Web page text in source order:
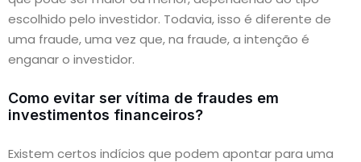
escolhido pelo investidor. Todavia, isso é diferente de
uma fraude, uma vez que, na fraude, a intenção é
enganar o investidor.
Como evitar ser vítima de fraudes em
investimentos financeiros?
Existem certos indícios que podem apontar para uma